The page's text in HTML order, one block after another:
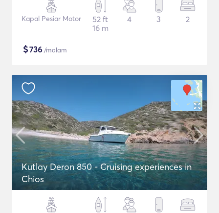
Kapal Pesiar Motor
52 ft
16 m
4 3 2
$736 /malam
Kutlay Deron 850 - Cruising experiences in
Chios